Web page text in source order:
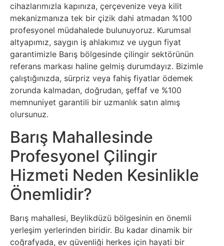
cihazlarımızla kapınıza, çerçevenize veya kilit
mekanizmanıza tek bir çizik dahi atmadan %100
profesyonel müdahalede bulunuyoruz. Kurumsal
altyapımız, saygın iş ahlakımız ve uygun fiyat
garantimizle Barış bölgesinde çilingir sektörünün
referans markası haline gelmiş durumdayız. Bizimle
çalıştığınızda, sürpriz veya fahiş fiyatlar ödemek
zorunda kalmadan, doğrudan, şeffaf ve %100
memnuniyet garantili bir uzmanlık satın almış
olursunuz.
Barış Mahallesinde
Profesyonel Çilingir
Hizmeti Neden Kesinlikle
Önemlidir?
Barış mahallesi, Beylikdüzü bölgesinin en önemli
yerleşim yerlerinden biridir. Bu kadar dinamik bir
coğrafyada, ev güvenliği herkes için hayati bir